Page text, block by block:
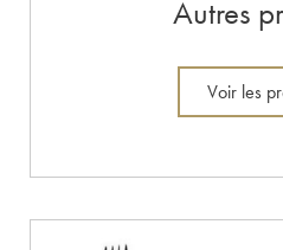
Autres
Voir les